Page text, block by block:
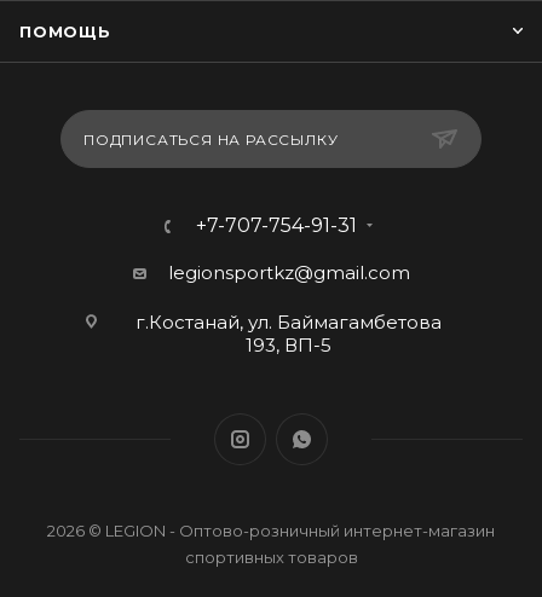
ПОМОЩЬ
ПОДПИСАТЬСЯ НА РАССЫЛКУ
+7-707-754-91-31
legionsportkz@gmail.com
г.Костанай, ул. Баймагамбетова
193, ВП-5
2026 © LEGION - Оптово-розничный интернет-магазин
спортивных товаров